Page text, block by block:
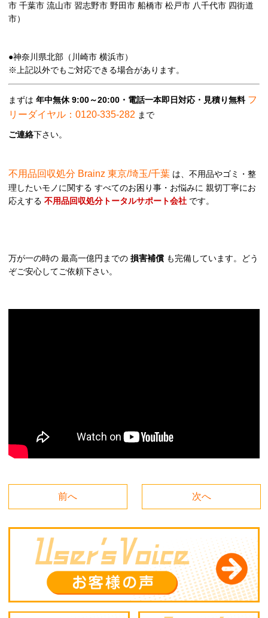
市 千葉市 流山市 習志野市 野田市 船橋市 松戸市 八千代市 四街道
市）
●神奈川県北部（川崎市 横浜市）
※上記以外でもご対応できる場合があります。
まずは 年中無休 9:00～20:00・電話一本即日対応・見積り無料 フ
リーダイヤル：0120-335-282 まで
ご連絡下さい。
不用品回収処分 Brainz 東京/埼玉/千葉 は、不用品やゴミ・整
理したいモノに関する すべてのお困り事・お悩みに 親切丁寧にお
応えする 不用品回収処分トータルサポート会社 です。
万が一の時の 最高一億円までの 損害補償 も完備しています。どう
ぞご安心してご依頼下さい。
前へ 次へ